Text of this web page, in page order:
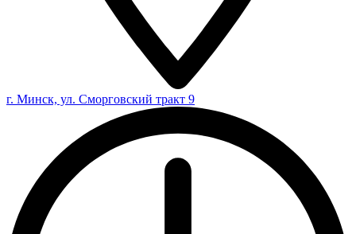
г. Минск, ул. Сморговский тракт 9